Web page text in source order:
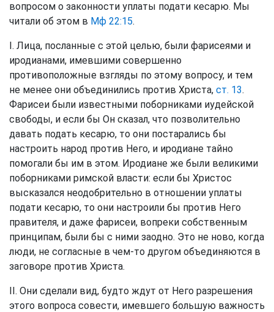
вопросом о законности уплаты подати кесарю. Мы
читали об этом в Мф 22:15.
I. Лица, посланные с этой целью, были фарисеями и
иродианами, имевшими совершенно
противоположные взгляды по этому вопросу, и тем
не менее они объединились против Христа, ст. 13.
Фарисеи были известными поборниками иудейской
свободы, и если бы Он сказал, что позволительно
давать подать кесарю, то они постарались бы
настроить народ против Него, и иродиане тайно
помогали бы им в этом. Иродиане же были великими
поборниками римской власти: если бы Христос
высказался неодобрительно в отношении уплаты
подати кесарю, то они настроили бы против Него
правителя, и даже фарисеи, вопреки собственным
принципам, были бы с ними заодно. Это не ново, когда
люди, не согласные в чем-то другом объединяются в
заговоре против Христа.
II. Они сделали вид, будто ждут от Него разрешения
этого вопроса совести, имевшего большую важность